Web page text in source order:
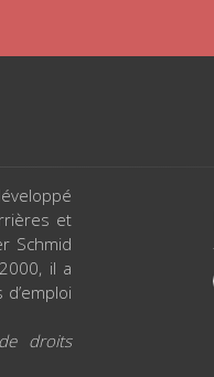
et
Schmid
il a
droits